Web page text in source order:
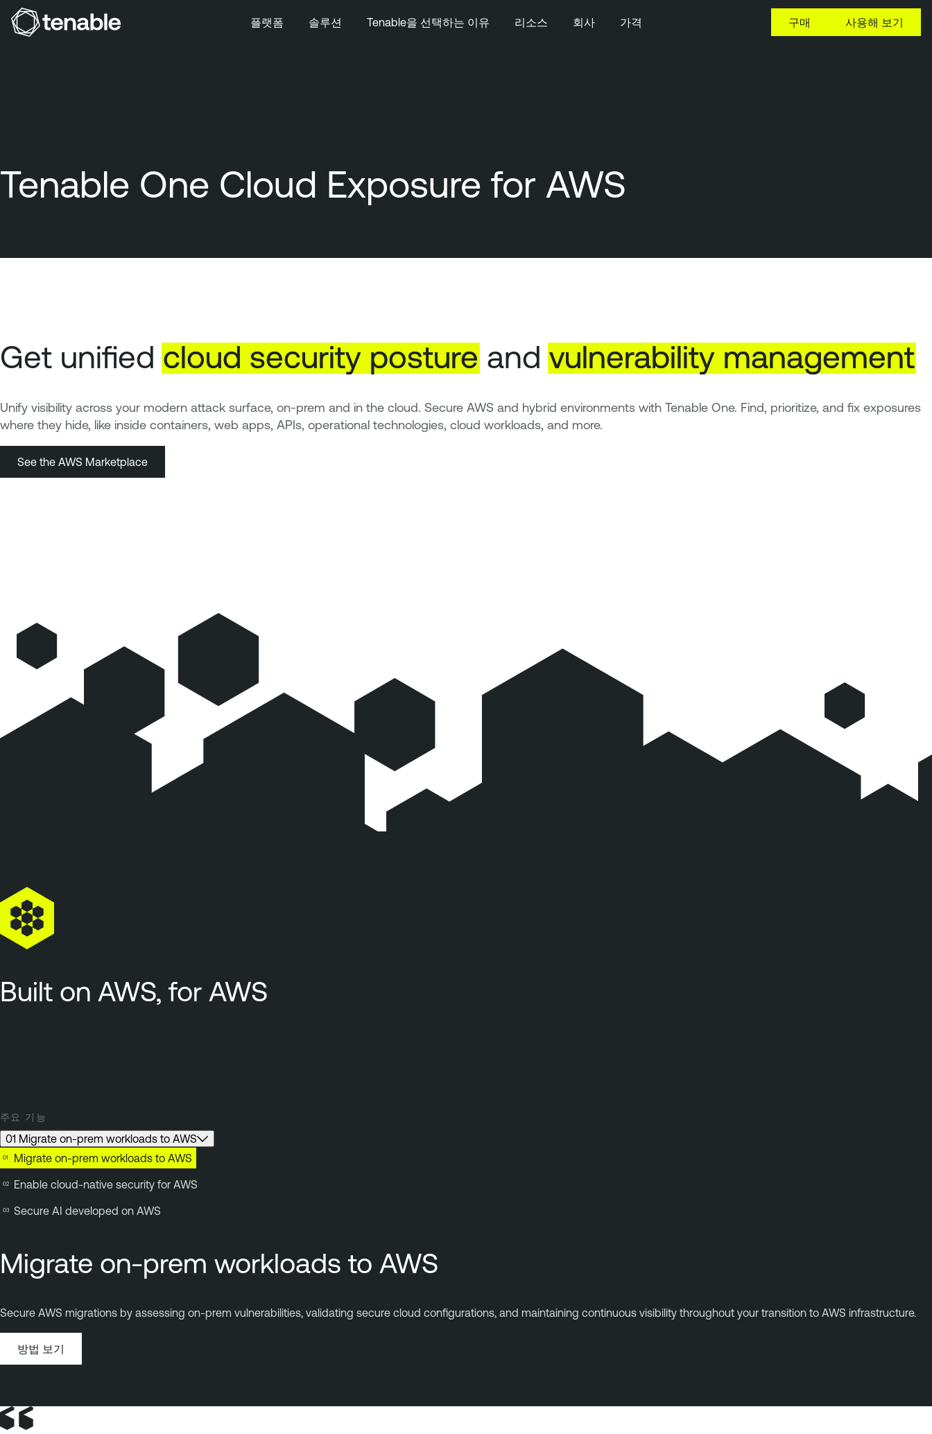
플랫폼 솔루션 Tenable을 선택하는 이유 리소스 회사 가격 구매 사용해 보기
Tenable One Cloud Exposure for AWS
Get unified cloud security posture and vulnerability management
Unify visibility across your modern attack surface, on-prem and in the cloud. Secure AWS and hybrid environments with Tenable One. Find, prioritize, and fix exposures
where they hide, like inside containers, web apps, APIs, operational technologies, cloud workloads, and more.
See the AWS Marketplace
Built on AWS, for AWS
주요 기능
01 Migrate on-prem workloads to AWS
Migrate on-prem workloads to AWS
Enable cloud-native security for AWS
Secure AI developed on AWS
Migrate on-prem workloads to AWS
Secure AWS migrations by assessing on-prem vulnerabilities, validating secure cloud configurations, and maintaining continuous visibility throughout your transition to AWS infrastructure.
방법 보기